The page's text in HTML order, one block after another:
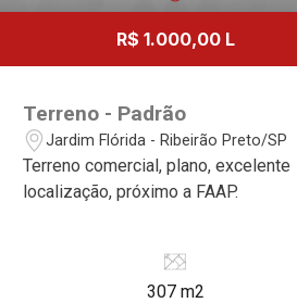
R$ 1.000,00 L
Terreno - Padrão
Jardim Flórida - Ribeirão Preto/SP
Terreno comercial, plano, excelente
localização, próximo a FAAP.
307 m2